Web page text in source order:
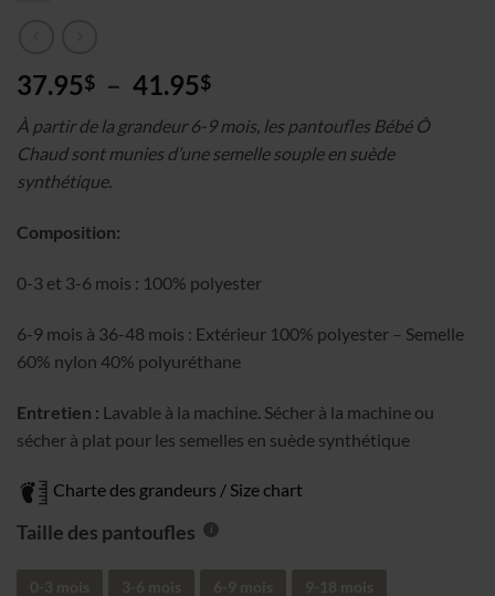
37.95$ – 41.95$Plage
prix :
37.95$
À partir de la grandeur 6-9 mois, les pantoufles Bébé Ô
Chaud sont munies d’une semelle souple en suède
synthétique.
Composition:
0-3 et 3-6 mois : 100% polyester
6-9 mois à 36-48 mois : Extérieur 100% polyester – Semelle
60% nylon 40% polyuréthane
Entretien : Lavable à la machine. Sécher à la machine ou
sécher à plat pour les semelles en suède synthétique
Charte des grandeurs / Size chart
Taille des pantoufles
0-3 mois 3-6 mois 6-9 mois 9-18 mois